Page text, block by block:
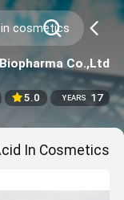
Co.,Ltd.
17
YEARS
5.0
In Cosmetics